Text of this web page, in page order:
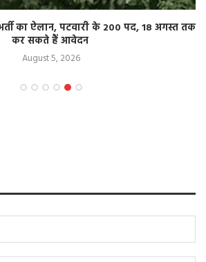
का ऐलान, पटवारी के 200 पद, 18 अगस्त तक
कर सकते हैं आवेदन
August 5, 2026